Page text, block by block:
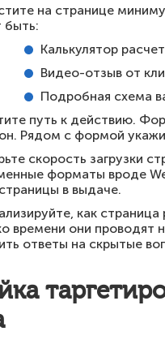
на странице
Калькулятор
Видео-отзыв от
Подробная схема
путь к действию.
Рядом с формой
скорость загрузки
форматы вроде
в выдаче.
как
времени они проводят
ответы на скрытые